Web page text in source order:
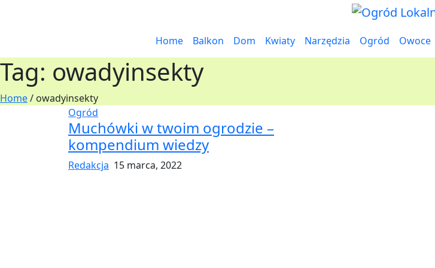
Home Balkon Dom Kwiaty Narzędzia Ogród Owoce
Tag: owadyinsekty
Home/ owadyinsekty
Ogród
Muchówki w twoim ogrodzie –
kompendium wiedzy
Redakcja 15 marca, 2022